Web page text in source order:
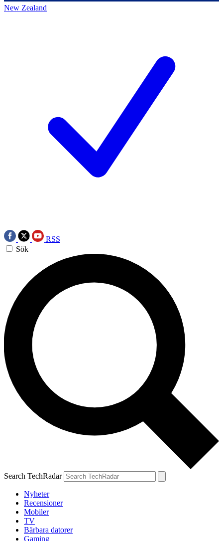
New Zealand
RSS
Sök
Search TechRadar
Nyheter
Recensioner
Mobiler
TV
Bärbara datorer
Gaming